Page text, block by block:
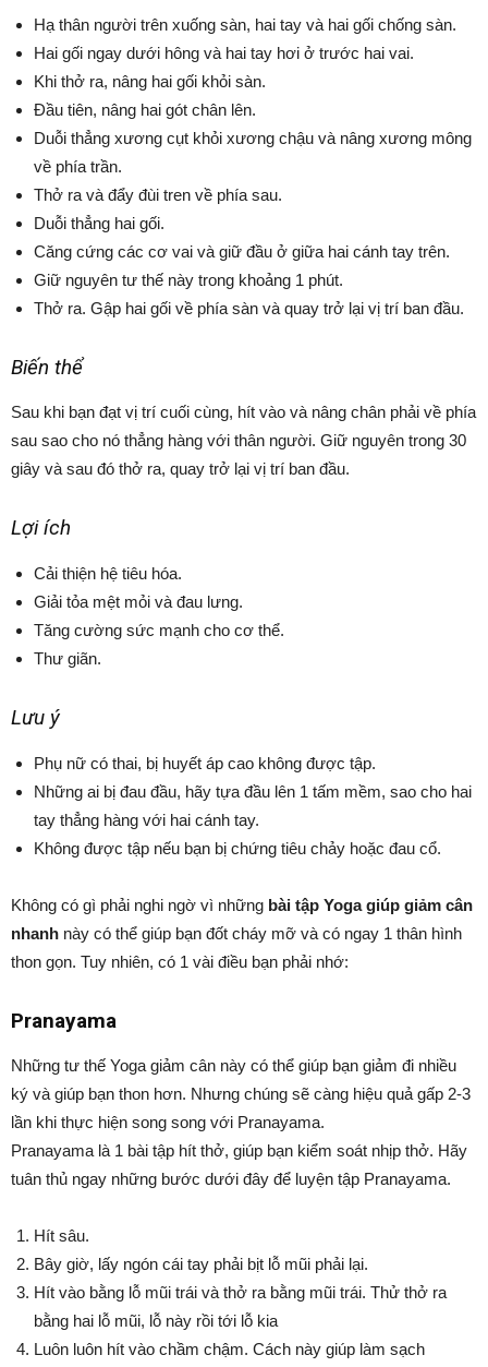
Hạ thân người trên xuống sàn, hai tay và hai gối chống sàn.
Hai gối ngay dưới hông và hai tay hơi ở trước hai vai.
Khi thở ra, nâng hai gối khỏi sàn.
Đầu tiên, nâng hai gót chân lên.
Duỗi thẳng xương cụt khỏi xương chậu và nâng xương mông
về phía trần.
Thở ra và đẩy đùi tren về phía sau.
Duỗi thẳng hai gối.
Căng cứng các cơ vai và giữ đầu ở giữa hai cánh tay trên.
Giữ nguyên tư thế này trong khoảng 1 phút.
Thở ra. Gập hai gối về phía sàn và quay trở lại vị trí ban đầu.
Biến thể
Sau khi bạn đạt vị trí cuối cùng, hít vào và nâng chân phải về phía
sau sao cho nó thẳng hàng với thân người. Giữ nguyên trong 30
giây và sau đó thở ra, quay trở lại vị trí ban đầu.
Lợi ích
Cải thiện hệ tiêu hóa.
Giải tỏa mệt mỏi và đau lưng.
Tăng cường sức mạnh cho cơ thể.
Thư giãn.
Lưu ý
Phụ nữ có thai, bị huyết áp cao không được tập.
Những ai bị đau đầu, hãy tựa đầu lên 1 tấm mềm, sao cho hai
tay thẳng hàng với hai cánh tay.
Không được tập nếu bạn bị chứng tiêu chảy hoặc đau cổ.
Không có gì phải nghi ngờ vì những bài tập Yoga giúp giảm cân
nhanh này có thể giúp bạn đốt cháy mỡ và có ngay 1 thân hình
thon gọn. Tuy nhiên, có 1 vài điều bạn phải nhớ:
Pranayama
Những tư thế Yoga giảm cân này có thể giúp bạn giảm đi nhiều
ký và giúp bạn thon hơn. Nhưng chúng sẽ càng hiệu quả gấp 2-3
lần khi thực hiện song song với Pranayama.
Pranayama là 1 bài tập hít thở, giúp bạn kiểm soát nhịp thở. Hãy
tuân thủ ngay những bước dưới đây để luyện tập Pranayama.
Hít sâu.
Bây giờ, lấy ngón cái tay phải bịt lỗ mũi phải lại.
Hít vào bằng lỗ mũi trái và thở ra bằng mũi trái. Thử thở ra
bằng hai lỗ mũi, lỗ này rồi tới lỗ kia
Luôn luôn hít vào chầm chậm. Cách này giúp làm sạch